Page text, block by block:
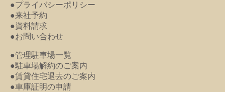
●プライバシーポリシー
●来社予約
●資料請求
●お問い合わせ
●管理駐車場一覧
●駐車場解約のご案内
●賃貸住宅退去のご案内
●車庫証明の申請